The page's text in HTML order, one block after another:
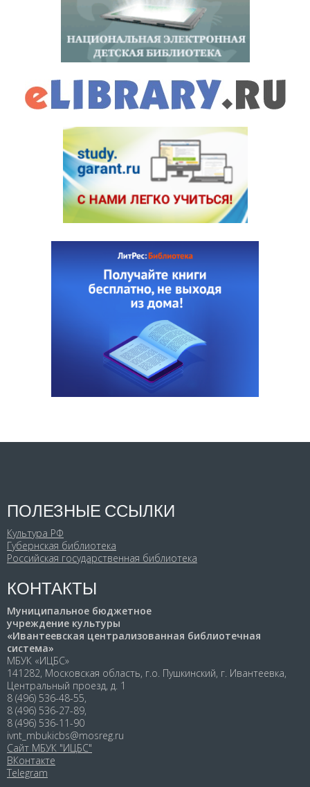
ПОЛЕЗНЫЕ ССЫЛКИ
Культура РФ
Губернская библиотека
Российская государственная библиотека
КОНТАКТЫ
Муниципальное бюджетное
учреждение культуры
«Ивантеевская централизованная библиотечная
система»
МБУК «ИЦБС»
141282, Московская область, г.о. Пушкинский, г. Ивантеевка,
Центральный проезд, д. 1
8 (496) 536-48-55,
8 (496) 536-27-89,
8 (496) 536-11-90
ivnt_mbukicbs@mosreg.ru
Сайт МБУК "ИЦБС"
ВКонтакте
Telegram